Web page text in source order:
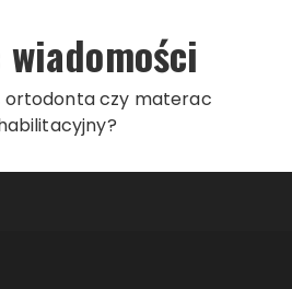
wiadomości
ortodonta czy materac